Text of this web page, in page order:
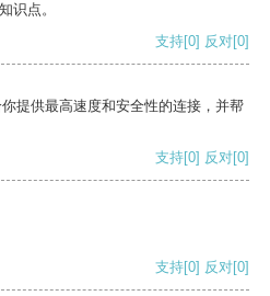
识点。
支持[0] 反对[0]
提供最高速度和安全性的连接，并帮
支持[0] 反对[0]
支持[0] 反对[0]